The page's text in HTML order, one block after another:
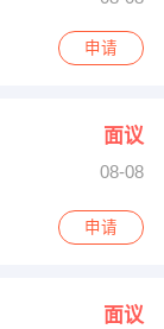
申请
面议
08-08
申请
面议